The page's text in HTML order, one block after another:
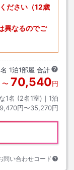
ださい（12歳
異なるのでご
名 1泊1部屋 合計
〜 70,540円
1名 (2名1室)｜ 1泊
円〜35,270円
問い合わせコード